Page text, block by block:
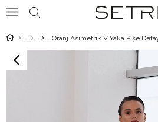
Oranj Asimetrik V Yaka Pişe